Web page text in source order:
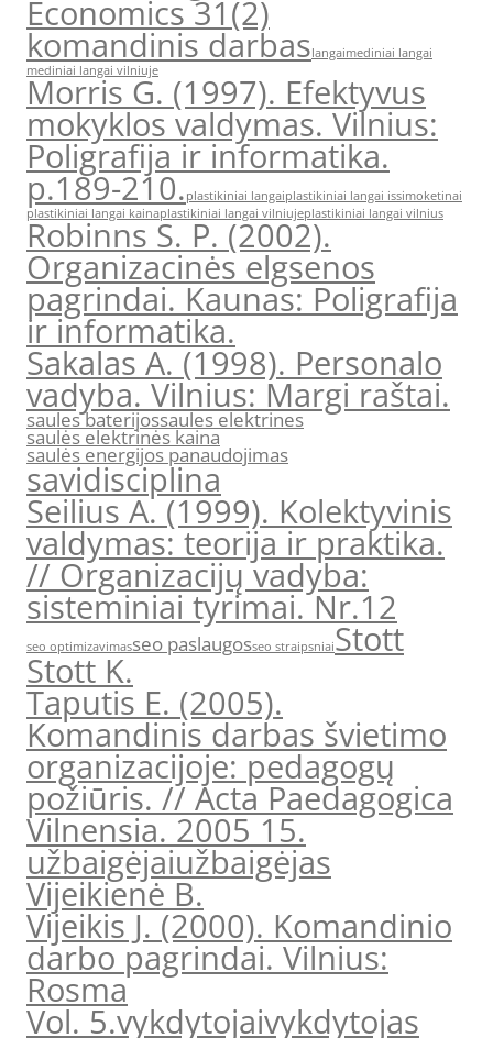
Economics 31(2)
komandinis darbaslangaimediniai langai
mediniai langai vilniuje
Morris G. (1997). Efektyvus
mokyklos valdymas. Vilnius:
Poligrafija ir informatika.
p.189-210. plastikiniai langaiplastikiniai langai issimoketinai
plastikiniai langai kainaplastikiniai langai vilniujeplastikiniai langai vilnius
Robinns S. P. (2002).
Organizacinės elgsenos
pagrindai. Kaunas: Poligrafija
ir informatika.
Sakalas A. (1998). Personalo
vadyba. Vilnius: Margi raštai.
saules baterijossaules elektrines
saulės elektrinės kaina
saulės energijos panaudojimas
savidisciplina
Seilius A. (1999). Kolektyvinis
valdymas: teorija ir praktika.
// Organizacijų vadyba:
sisteminiai tyrimai. Nr.12
seo optimizavimasseo paslaugosseo straipsniaiStott
Stott K.
Taputis E. (2005).
Komandinis darbas švietimo
organizacijoje: pedagogų
požiūris. // Acta Paedagogica
Vilnensia. 2005 15.
užbaigėjaiužbaigėjas
Vijeikienė B.
Vijeikis J. (2000). Komandinio
darbo pagrindai. Vilnius:
Rosma
Vol. 5.vykdytojaivykdytojas